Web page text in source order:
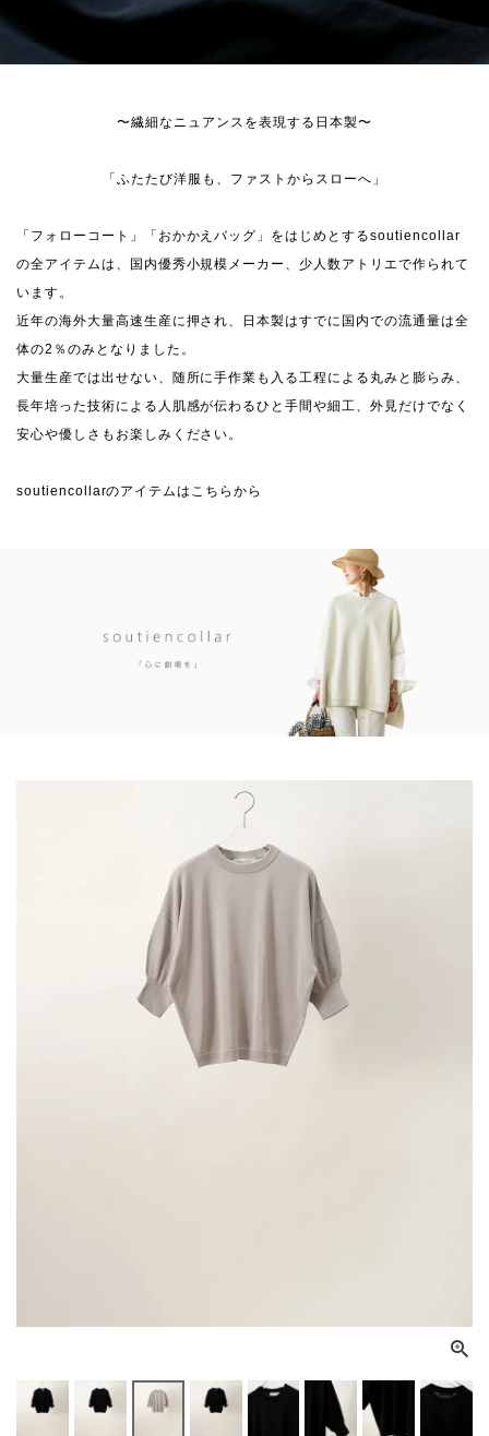
〜繊細なニュアンスを表現する日本製〜
「ふたたび洋服も、ファストからスローへ」
「フォローコート」「おかかえバッグ」をはじめとするsoutiencollar
の全アイテムは、国内優秀小規模メーカー、少人数アトリエで作られて
います。
近年の海外大量高速生産に押され、日本製はすでに国内での流通量は全
体の2％のみとなりました。
大量生産では出せない、随所に手作業も入る工程による丸みと膨らみ、
長年培った技術による人肌感が伝わるひと手間や細工、外見だけでなく
安心や優しさもお楽しみください。
soutiencollarのアイテムはこちらから